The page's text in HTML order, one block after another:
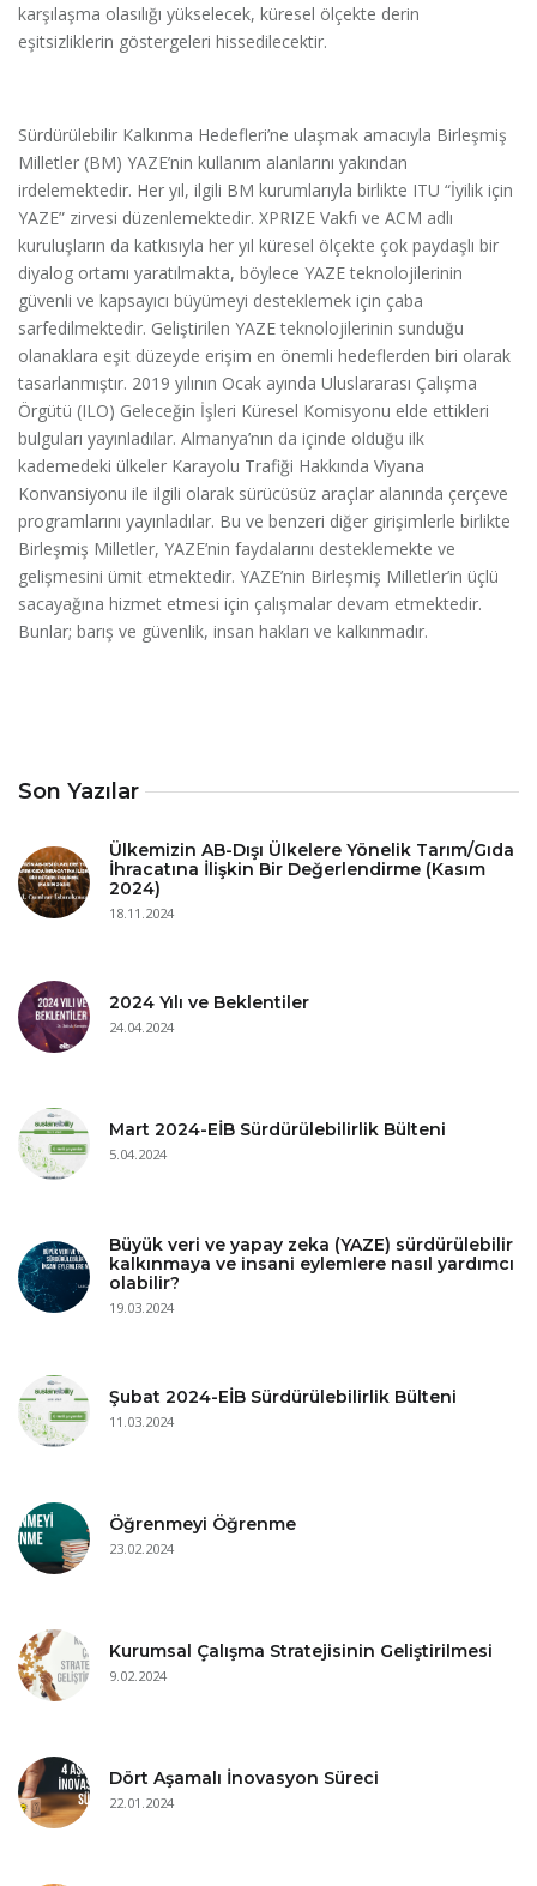
Son Yazılar
Ülkemizin AB-Dışı Ülkelere Yönelik Tarım/Gıda
İhracatına İlişkin Bir Değerlendirme (Kasım
2024)
18.11.2024
2024 Yılı ve Beklentiler
24.04.2024
Mart 2024-EİB Sürdürülebilirlik Bülteni
5.04.2024
Büyük veri ve yapay zeka (YAZE) sürdürülebilir
kalkınmaya ve insani eylemlere nasıl yardımcı
olabilir?
19.03.2024
Şubat 2024-EİB Sürdürülebilirlik Bülteni
11.03.2024
Öğrenmeyi Öğrenme
23.02.2024
Kurumsal Çalışma Stratejisinin Geliştirilmesi
9.02.2024
Dört Aşamalı İnovasyon Süreci
22.01.2024
karşılaşma olasılığı yükselecek, küresel ölçekte derin
eşitsizliklerin göstergeleri hissedilecektir.
Sürdürülebilir Kalkınma Hedefleri’ne ulaşmak amacıyla Birleşmiş
Milletler (BM) YAZE’nin kullanım alanlarını yakından
irdelemektedir. Her yıl, ilgili BM kurumlarıyla birlikte ITU “İyilik için
YAZE” zirvesi düzenlemektedir. XPRIZE Vakfı ve ACM adlı
kuruluşların da katkısıyla her yıl küresel ölçekte çok paydaşlı bir
diyalog ortamı yaratılmakta, böylece YAZE teknolojilerinin
güvenli ve kapsayıcı büyümeyi desteklemek için çaba
sarfedilmektedir. Geliştirilen YAZE teknolojilerinin sunduğu
olanaklara eşit düzeyde erişim en önemli hedeflerden biri olarak
tasarlanmıştır. 2019 yılının Ocak ayında Uluslararası Çalışma
Örgütü (ILO) Geleceğin İşleri Küresel Komisyonu elde ettikleri
bulguları yayınladılar. Almanya’nın da içinde olduğu ilk
kademedeki ülkeler Karayolu Trafiği Hakkında Viyana
Konvansiyonu ile ilgili olarak sürücüsüz araçlar alanında çerçeve
programlarını yayınladılar. Bu ve benzeri diğer girişimlerle birlikte
Birleşmiş Milletler, YAZE’nin faydalarını desteklemekte ve
gelişmesini ümit etmektedir. YAZE’nin Birleşmiş Milletler’in üçlü
sacayağına hizmet etmesi için çalışmalar devam etmektedir.
Bunlar; barış ve güvenlik, insan hakları ve kalkınmadır.